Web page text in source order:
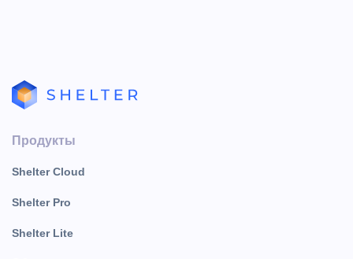
Продукты
Shelter Cloud
Shelter Pro
Shelter Lite